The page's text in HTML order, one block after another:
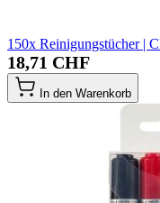
150x Reinigungstücher |
18,71 CHF
In den Warenkorb